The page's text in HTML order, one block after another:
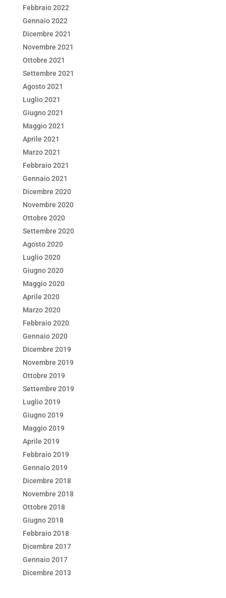
Febbraio 2022
Gennaio 2022
Dicembre 2021
Novembre 2021
Ottobre 2021
Settembre 2021
Agosto 2021
Luglio 2021
Giugno 2021
Maggio 2021
Aprile 2021
Marzo 2021
Febbraio 2021
Gennaio 2021
Dicembre 2020
Novembre 2020
Ottobre 2020
Settembre 2020
Agosto 2020
Luglio 2020
Giugno 2020
Maggio 2020
Aprile 2020
Marzo 2020
Febbraio 2020
Gennaio 2020
Dicembre 2019
Novembre 2019
Ottobre 2019
Settembre 2019
Luglio 2019
Giugno 2019
Maggio 2019
Aprile 2019
Febbraio 2019
Gennaio 2019
Dicembre 2018
Novembre 2018
Ottobre 2018
Giugno 2018
Febbraio 2018
Dicembre 2017
Gennaio 2017
Dicembre 2013